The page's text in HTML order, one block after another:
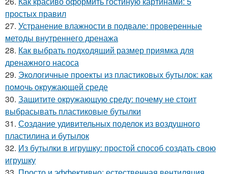
простых правил
27. Устранение влажности в подвале: проверенные
методы внутреннего дренажа
28. Как выбрать подходящий размер приямка для
дренажного насоса
29. Экологичные проекты из пластиковых бутылок: как
помочь окружающей среде
30. Защитите окружающую среду: почему не стоит
выбрасывать пластиковые бутылки
31. Создание удивительных поделок из воздушного
пластилина и бутылок
32. Из бутылки в игрушку: простой способ создать свою
игрушку